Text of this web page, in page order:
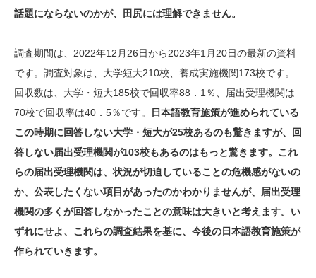
話題にならないのかが、田尻には理解できません。
調査期間は、2022年12月26日から2023年1月20日の最新の資料
です。調査対象は、大学短大210校、養成実施機関173校です。
回収数は、大学・短大185校で回収率88．1％、届出受理機関は
70校で回収率は40．5％です。
日本語教育施策が進められている
この時期に回答しない大学・短大が25校あるのも驚きますが、回
答しない届出受理機関が103校もあるのはもっと驚きます。これ
らの届出受理機関は、状況が切迫していることの危機感がないの
か、公表したくない項目があったのかわかりませんが、届出受理
機関の多くが回答しなかったことの意味は大きいと考えます。い
ずれにせよ、これらの調査結果を基に、今後の日本語教育施策が
作られていきます。